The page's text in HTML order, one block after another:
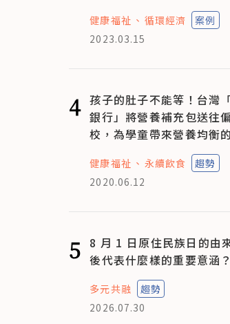
健康福祉 循環經濟
案例
2023.03.15
4 孩子的肚子不能等！台灣
銀行」將營養補充包送往
校，為學童帶來營養均衡
健康福祉 永續飲食
趨勢
2020.06.12
5 8 月 1 日原住民族日的由
後代表什麼樣的重要意涵？
多元共融
趨勢
2026.07.30